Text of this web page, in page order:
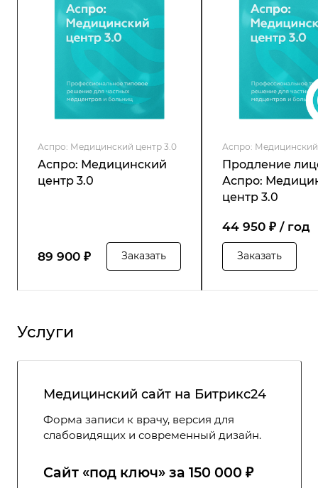
Аспро: Медицинский центр 3.0
Аспро: Медицинский
центр 3.0
89 900 ₽ Заказать
Аспро: Медицинский
Продление
Аспро:
центр 3.0
44 950 ₽ / год
Заказать
Услуги
Медицинский сайт на Битрикс24
Форма записи к врачу, версия для
слабовидящих и современный дизайн.
Сайт ‭«под ключ» за 150 000 ₽